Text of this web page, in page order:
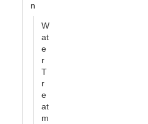
n
W
at
e
r
T
r
e
at
m